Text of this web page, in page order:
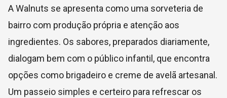
A Walnuts se apresenta como uma sorveteria de
bairro com produção própria e atenção aos
ingredientes. Os sabores, preparados diariamente,
dialogam bem com o público infantil, que encontra
opções como brigadeiro e creme de avelã artesanal.
Um passeio simples e certeiro para refrescar os